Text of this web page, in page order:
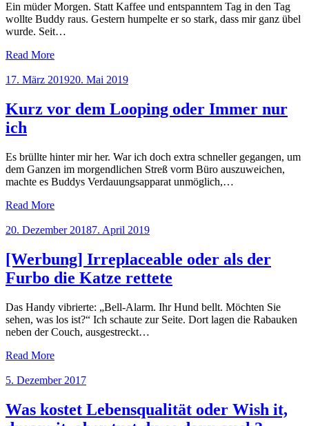
Ein müder Morgen. Statt Kaffee und entspanntem Tag in den Tag
wollte Buddy raus. Gestern humpelte er so stark, dass mir ganz übel
wurde. Seit…
Read More
Posted
17. März 201920. Mai 2019
Kurz vor dem Looping oder Immer nur
ich
Es brüllte hinter mir her. War ich doch extra schneller gegangen, um
dem Ganzen im morgendlichen Streß vorm Büro auszuweichen,
machte es Buddys Verdauungsapparat unmöglich,…
Read More
Posted
20. Dezember 20187. April 2019
[Werbung] Irreplaceable oder als der
Furbo die Katze rettete
Das Handy vibrierte: „Bell-Alarm. Ihr Hund bellt. Möchten Sie
sehen, was los ist?“ Ich schaute zur Seite. Dort lagen die Rabauken
neben der Couch, ausgestreckt…
Read More
Posted
5. Dezember 2017
Was kostet Lebensqualität oder Wish it,